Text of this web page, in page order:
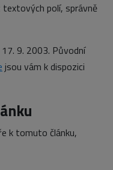
textových polí, správně
9. 2003. Původní
jsou vám k dispozici
k tomuto článku,